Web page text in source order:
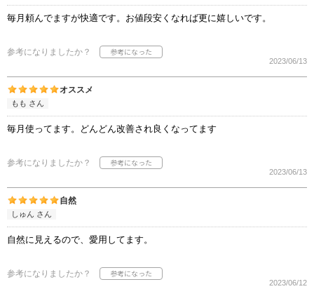
毎月頼んでますが快適です。お値段安くなれば更に嬉しいです。
参考になりましたか？
2023/06/13
オススメ
もも さん
毎月使ってます。どんどん改善され良くなってます
参考になりましたか？
2023/06/13
自然
しゅん さん
自然に見えるので、愛用してます。
参考になりましたか？
2023/06/12